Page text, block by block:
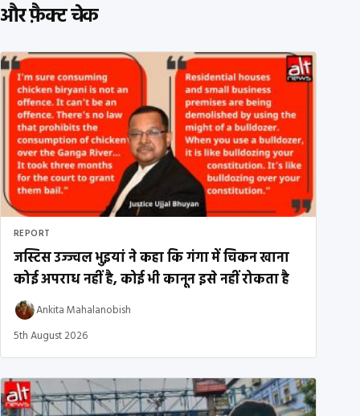
और फ़ैक्ट चेक
REPORT
जस्टिस उज्ज्वल भुइयां ने कहा कि गंगा में चिकन खाना
कोई अपराध नहीं है, कोई भी कानून इसे नहीं रोकता है
Ankita Mahalanobish
5th August 2026